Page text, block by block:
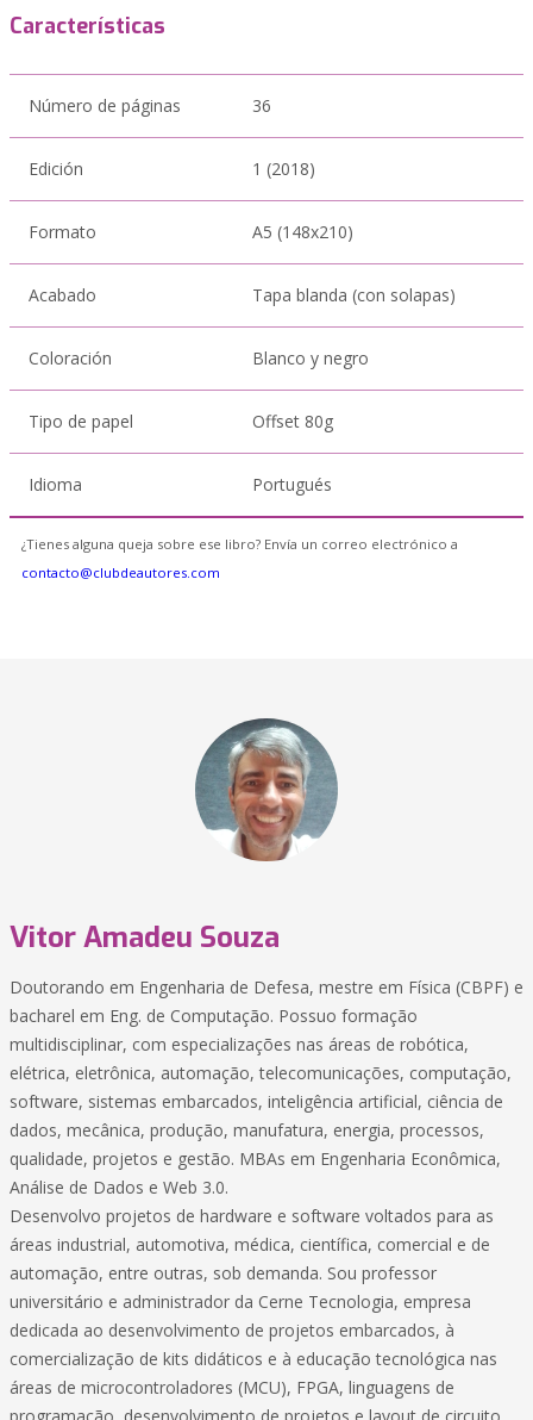
Características
Número de páginas 36
Edición 1 (2018)
Formato A5 (148x210)
Acabado Tapa blanda (con solapas)
Coloración Blanco y negro
Tipo de papel Offset 80g
Idioma Portugués
¿Tienes alguna queja sobre ese libro? Envía un correo electrónico a
contacto@clubdeautores.com
Vitor Amadeu Souza
Doutorando em Engenharia de Defesa, mestre em Física (CBPF) e
bacharel em Eng. de Computação. Possuo formação
multidisciplinar, com especializações nas áreas de robótica,
elétrica, eletrônica, automação, telecomunicações, computação,
software, sistemas embarcados, inteligência artificial, ciência de
dados, mecânica, produção, manufatura, energia, processos,
qualidade, projetos e gestão. MBAs em Engenharia Econômica,
Análise de Dados e Web 3.0.
Desenvolvo projetos de hardware e software voltados para as
áreas industrial, automotiva, médica, científica, comercial e de
automação, entre outras, sob demanda. Sou professor
universitário e administrador da Cerne Tecnologia, empresa
dedicada ao desenvolvimento de projetos embarcados, à
comercialização de kits didáticos e à educação tecnológica nas
áreas de microcontroladores (MCU), FPGA, linguagens de